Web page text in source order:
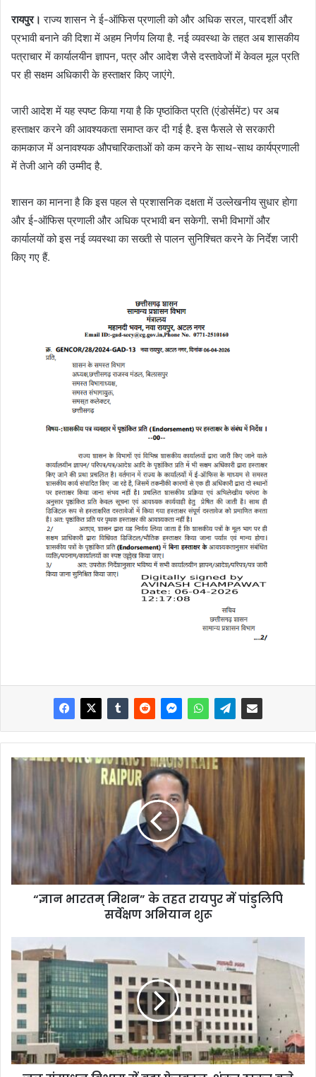
रायपुर। राज्य शासन ने ई-ऑफिस प्रणाली को और अधिक सरल, पारदर्शी और
प्रभावी बनाने की दिशा में अहम निर्णय लिया है. नई व्यवस्था के तहत अब शासकीय
पत्राचार में कार्यालयीन ज्ञापन, पत्र और आदेश जैसे दस्तावेजों में केवल मूल प्रति
पर ही सक्षम अधिकारी के हस्ताक्षर किए जाएंगे.
जारी आदेश में यह स्पष्ट किया गया है कि पृष्ठांकित प्रति (एंडोर्समेंट) पर अब
हस्ताक्षर करने की आवश्यकता समाप्त कर दी गई है. इस फैसले से सरकारी
कामकाज में अनावश्यक औपचारिकताओं को कम करने के साथ-साथ कार्यप्रणाली
में तेजी आने की उम्मीद है.
शासन का मानना है कि इस पहल से प्रशासनिक दक्षता में उल्लेखनीय सुधार होगा
और ई-ऑफिस प्रणाली और अधिक प्रभावी बन सकेगी. सभी विभागों और
कार्यालयों को इस नई व्यवस्था का सख्ती से पालन सुनिश्चित करने के निर्देश जारी
किए गए हैं.
“ज्ञान भारतम् मिशन” के तहत रायपुर में पांडुलिपि
सर्वेक्षण अभियान शुरू